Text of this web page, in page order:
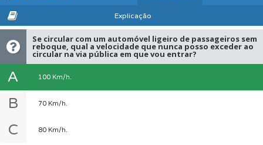
Explicação
Se circular com um automóvel ligeiro de passageiros sem
reboque, qual a velocidade que nunca posso exceder ao
circular na via pública em que vou entrar?
A 100 Km/h.
B 70 Km/h.
C 80 Km/h.